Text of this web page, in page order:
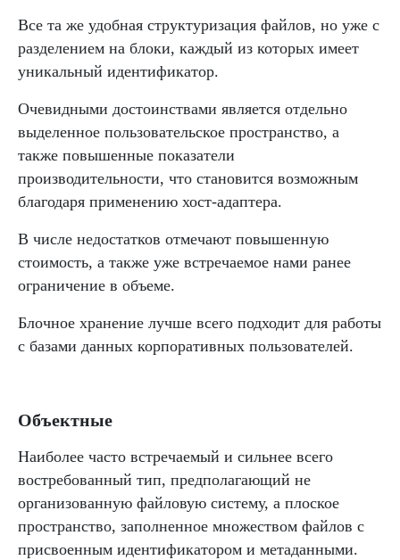
Все та же удобная структуризация файлов, но уже с
разделением на блоки, каждый из которых имеет
уникальный идентификатор.
Очевидными достоинствами является отдельно
выделенное пользовательское пространство, а
также повышенные показатели
производительности, что становится возможным
благодаря применению хост-адаптера.
В числе недостатков отмечают повышенную
стоимость, а также уже встречаемое нами ранее
ограничение в объеме.
Блочное хранение лучше всего подходит для работы
с базами данных корпоративных пользователей.
Объектные
Наиболее часто встречаемый и сильнее всего
востребованный тип, предполагающий не
организованную файловую систему, а плоское
пространство, заполненное множеством файлов с
присвоенным идентификатором и метаданными.